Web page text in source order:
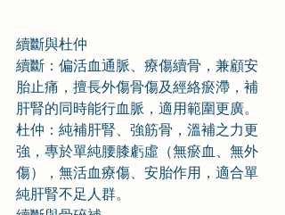
續斷與杜仲
續斷：偏活血通脈、療傷續骨，兼顧安
胎止痛，擅長外傷骨傷及經絡瘀滯，補
肝腎的同時能行血脈，適用範圍更廣。
杜仲：純補肝腎、強筋骨，溫補之力更
強，專於單純腰膝虧虛（無瘀血、無外
傷），無活血療傷、安胎作用，適合單
純肝腎不足人群。